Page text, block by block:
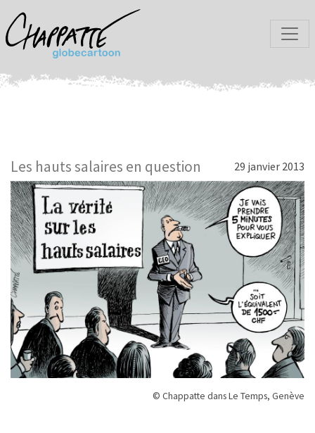
Les hauts salaires en question 29 janvier 2013
© Chappatte dans Le Temps, Genève